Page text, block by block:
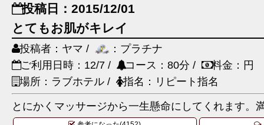
投稿日：2015/12/01
とてもお肌がキレイ
投稿者：ヤマ /
：プラチナ
ご利用日時：12/7 /
コース：80分 /
料金：円
場所：ラブホテル /
指名：リピート指名
とにかくマッサージから一生懸命にしてくれます。